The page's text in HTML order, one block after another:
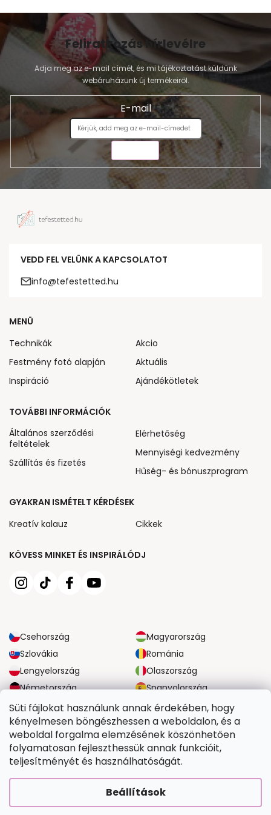
Süti fájlokat használunk annak érdekében, hogy
kényelmesen böngészhessen a weboldalon, és a
weboldal forgalma elemzésének köszönhetően
folyamatosan fejleszthessük annak funkcióit,
teljesítményét és használhatóságát.
Beállítások
Feliratkozás hírlevélre
Adja meg az e-mail címét, és mi tájékoztatást küldünk
webáruházunk új termékeiről.
E-mail
VEDD FEL VELÜNK A KAPCSOLATOT
info@tefestetted.hu
KÖVESS MINKET ÉS INSPIRÁLÓDJ
Csehország
Magyarország
Szlovákia
Románia
Lengyelország
Olaszország
Németország
Spanyolország
Nagy-Britannia
Ausztria
MENÜ
Technikák
Festmény fotó alapján
Inspiráció
Akcio
Aktuális
Ajándékötletek
TOVÁBBI INFORMÁCIÓK
Általános szerződési
feltételek
Szállítás és fizetés
Elérhetőség
Mennyiségi kedvezmény
Hűség- és bónuszprogram
GYAKRAN ISMÉTELT KÉRDÉSEK
Kreatív kalauz
Cikkek
MEGBÍZHATÓ SZÁLLÍTÁSI LEHETŐSÉGEK
BIZTONSÁGOS FIZETÉSI LEHETŐSÉGEK